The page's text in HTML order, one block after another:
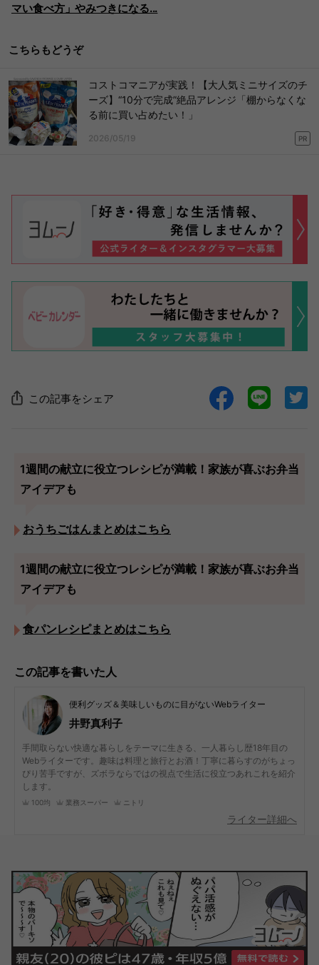
マい食べ方」やみつきになる...
こちらもどうぞ
コストコマニアが実践！【大人気ミニサイズのチ
ーズ】“10分で完成”絶品アレンジ「棚からなくな
る前に買い占めたい！」
2026/05/19 PR
この記事をシェア
1週間の献立に役立つレシピが満載！家族が喜ぶお弁当
アイデアも
おうちごはんまとめはこちら
1週間の献立に役立つレシピが満載！家族が喜ぶお弁当
アイデアも
食パンレシピまとめはこちら
この記事を書いた人
便利グッズ＆美味しいものに目がないWebライター
井野真利子
手間取らない快適な暮らしをテーマに生きる、一人暮らし歴18年目の
Webライターです。趣味は料理と旅行とお酒！丁寧に暮らすのがちょっ
ぴり苦手ですが、ズボラならではの視点で生活に役立つあれこれを紹介
します。
100均 業務スーパー ニトリ
ライター詳細へ